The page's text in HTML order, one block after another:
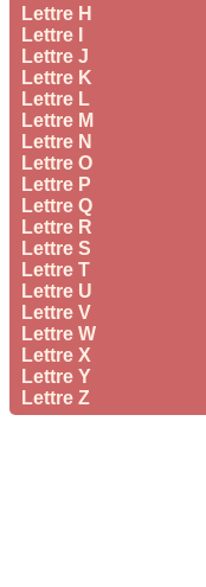
Lettre H
Lettre I
Lettre J
Lettre K
Lettre L
Lettre M
Lettre N
Lettre O
Lettre P
Lettre Q
Lettre R
Lettre S
Lettre T
Lettre U
Lettre V
Lettre W
Lettre X
Lettre Y
Lettre Z